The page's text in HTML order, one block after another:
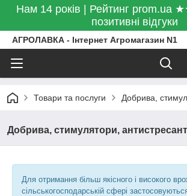
Нам 14 років | Рейтинг
позитивні відгуки
АГРОЛАВКА - Інтернет Агромагазин N1
Товари та послуги Добрива,
Добрива, стимулятори,
Для отримання більш якісного і високого
сільськогосподарській сфері